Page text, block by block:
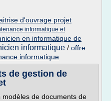
d'ouvrage projet
informatique et
en informatique de
informatique / offre
informatique
de gestion de
de documents de